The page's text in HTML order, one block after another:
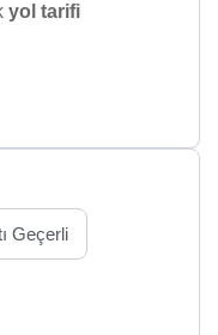
yol tarifi
Geçerli